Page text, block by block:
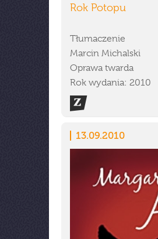
Rok Potopu
Tłumaczenie
Marcin Michalski
Oprawa twarda
Rok wydania: 2010
13.09.2010